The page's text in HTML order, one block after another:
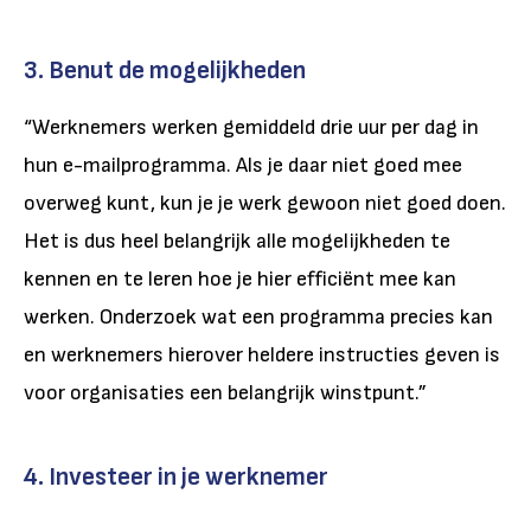
3. Benut de mogelijkheden
“Werknemers werken gemiddeld drie uur per dag in
hun e-mailprogramma. Als je daar niet goed mee
overweg kunt, kun je je werk gewoon niet goed doen.
Het is dus heel belangrijk alle mogelijkheden te
kennen en te leren hoe je hier efficiënt mee kan
werken. Onderzoek wat een programma precies kan
en werknemers hierover heldere instructies geven is
voor organisaties een belangrijk winstpunt.”
4. Investeer in je werknemer